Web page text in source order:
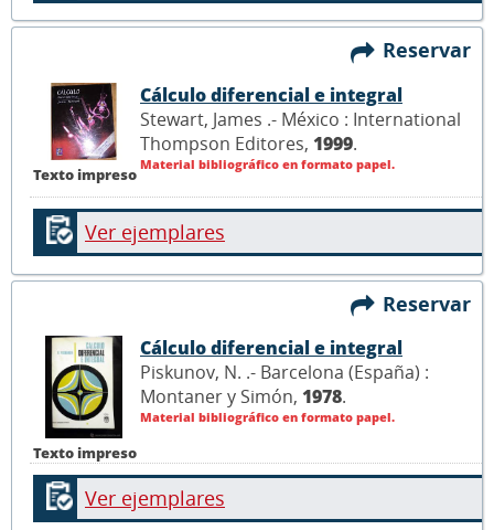
Reservar
Texto impreso
Cálculo diferencial e integral
Stewart, James .- México : International
Thompson Editores, 1999.
Material bibliográfico en formato papel.
Ver ejemplares
Reservar
Texto impreso
Cálculo diferencial e integral
Piskunov, N. .- Barcelona (España) :
Montaner y Simón, 1978.
Material bibliográfico en formato papel.
Ver ejemplares